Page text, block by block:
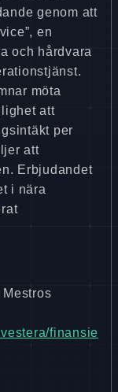
genom att
en
och hårdvara
möta
att
per
att
Erbjudandet
i nära
finansie